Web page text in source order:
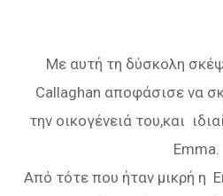
Με αυτή τη δύσκολη
Callaghan αποφάσισε να
την οικογένειά του,και
Emma.
Από τότε που ήταν μικρή η